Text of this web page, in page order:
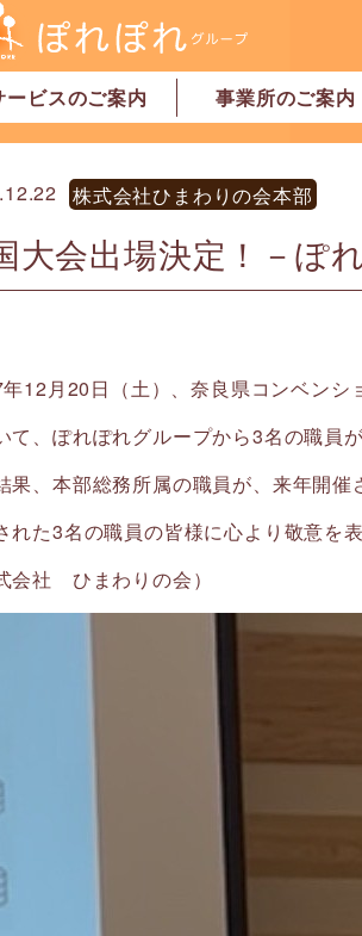
ービスのご案内
介護支援
介護
看護
サービス
ープホーム
密着型特別養護老人ホーム
ートステイ
老人ホーム
ビス付高齢者向け住宅
代行サービス
可」小規模保育園
事業所のご案内
事業所一覧・奈良
事業所一覧・橿原
株式会社ひまわりの会本部
大会出場決定！－ぽ
12月20日（土）、奈良県コンベンシ
て、ぽれぽれグループから3名の職員
果、本部総務所属の職員が、来年開催
れた3名の職員の皆様に心より敬意を
会社 ひまわりの会）